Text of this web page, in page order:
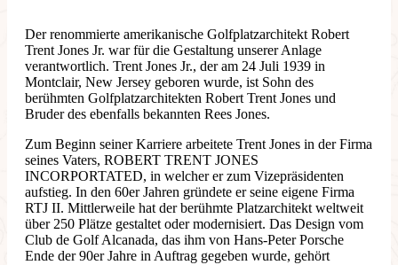
Der renommierte amerikanische Golfplatzarchitekt Robert
Trent Jones Jr. war für die Gestaltung unserer Anlage
verantwortlich. Trent Jones Jr., der am 24 Juli 1939 in
Montclair, New Jersey geboren wurde, ist Sohn des
berühmten Golfplatzarchitekten Robert Trent Jones und
Bruder des ebenfalls bekannten Rees Jones.
Zum Beginn seiner Karriere arbeitete Trent Jones in der Firma
seines Vaters, ROBERT TRENT JONES
INCORPORTATED, in welcher er zum Vizepräsidenten
aufstieg. In den 60er Jahren gründete er seine eigene Firma
RTJ II. Mittlerweile hat der berühmte Platzarchitekt weltweit
über 250 Plätze gestaltet oder modernisiert. Das Design vom
Club de Golf Alcanada, das ihm von Hans-Peter Porsche
Ende der 90er Jahre in Auftrag gegeben wurde, gehört